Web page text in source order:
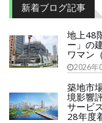
新着ブログ記事
地上48
ー」の
ワマン
2026年
築地市
境影響
サービ
28年度